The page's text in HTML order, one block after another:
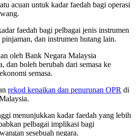
acuan untuk kadar faedah bagi operasi
faedah bagi pelbagai jenis instrumen
dan instrumen hutang lain.
oleh Bank Negara Malaysia
dan boleh berubah dari semasa ke
semasa.
rekod kenaikan dan penurunan OPR di
menunjukkan kadar faedah yang lebih
pelbagai implikasi bagi
sesebuah negara.